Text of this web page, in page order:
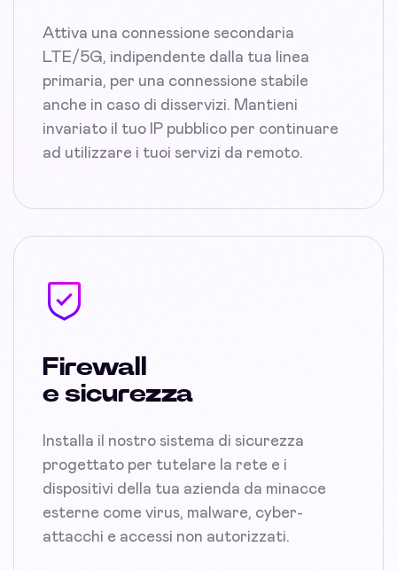
Attiva una connessione secondaria
LTE/5G, indipendente dalla tua linea
primaria, per una connessione stabile
anche in caso di disservizi. Mantieni
invariato il tuo IP pubblico per continuare
ad utilizzare i tuoi servizi da remoto.
Firewall
e sicurezza
Installa il nostro sistema di sicurezza
progettato per tutelare la rete e i
dispositivi della tua azienda da minacce
esterne come virus, malware, cyber-
attacchi e accessi non autorizzati.